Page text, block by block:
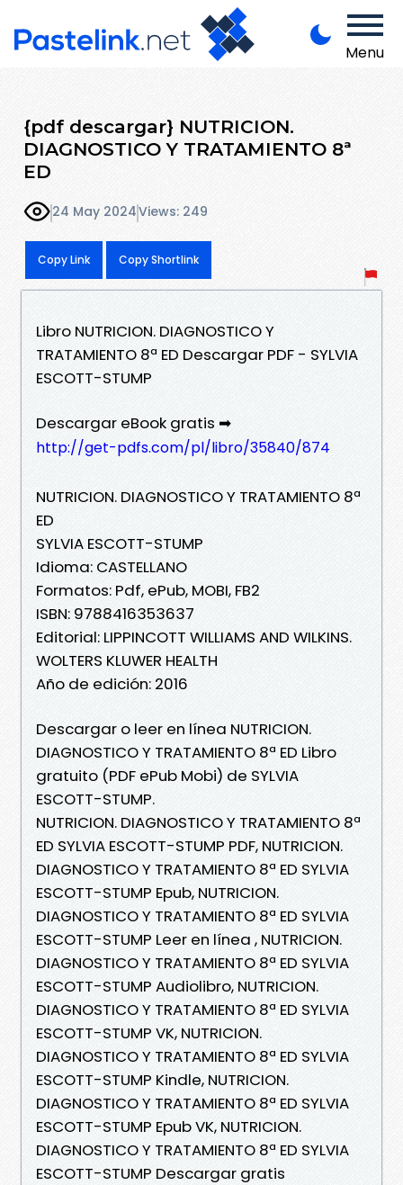
Menu
{pdf descargar} NUTRICION.
DIAGNOSTICO Y TRATAMIENTO 8ª
ED
24 May 2024Views: 249
Copy Link Copy Shortlink
Libro NUTRICION. DIAGNOSTICO Y
TRATAMIENTO 8ª ED Descargar PDF - SYLVIA
ESCOTT-STUMP
Descargar eBook gratis ➡
http://get-pdfs.com/pl/libro/35840/874
NUTRICION. DIAGNOSTICO Y TRATAMIENTO 8ª
ED
SYLVIA ESCOTT-STUMP
Idioma: CASTELLANO
Formatos: Pdf, ePub, MOBI, FB2
ISBN: 9788416353637
Editorial: LIPPINCOTT WILLIAMS AND WILKINS.
WOLTERS KLUWER HEALTH
Año de edición: 2016
Descargar o leer en línea NUTRICION.
DIAGNOSTICO Y TRATAMIENTO 8ª ED Libro
gratuito (PDF ePub Mobi) de SYLVIA
ESCOTT-STUMP.
NUTRICION. DIAGNOSTICO Y TRATAMIENTO 8ª
ED SYLVIA ESCOTT-STUMP PDF, NUTRICION.
DIAGNOSTICO Y TRATAMIENTO 8ª ED SYLVIA
ESCOTT-STUMP Epub, NUTRICION.
DIAGNOSTICO Y TRATAMIENTO 8ª ED SYLVIA
ESCOTT-STUMP Leer en línea , NUTRICION.
DIAGNOSTICO Y TRATAMIENTO 8ª ED SYLVIA
ESCOTT-STUMP Audiolibro, NUTRICION.
DIAGNOSTICO Y TRATAMIENTO 8ª ED SYLVIA
ESCOTT-STUMP VK, NUTRICION.
DIAGNOSTICO Y TRATAMIENTO 8ª ED SYLVIA
ESCOTT-STUMP Kindle, NUTRICION.
DIAGNOSTICO Y TRATAMIENTO 8ª ED SYLVIA
ESCOTT-STUMP Epub VK, NUTRICION.
DIAGNOSTICO Y TRATAMIENTO 8ª ED SYLVIA
ESCOTT-STUMP Descargar gratis